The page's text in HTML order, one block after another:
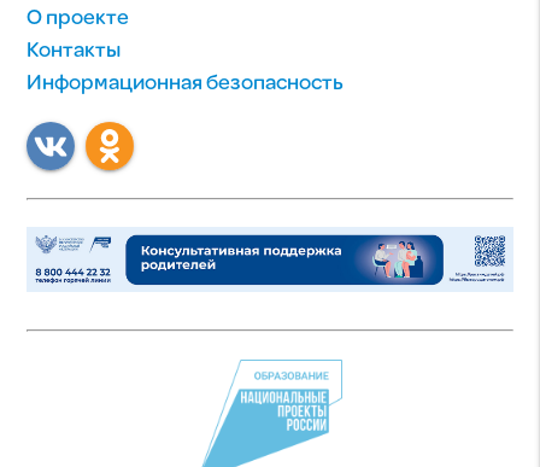
О проекте
Контакты
Информационная безопасность